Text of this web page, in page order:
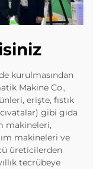
kurulmasından
Makine Co.,
erişte, fıstık
gibi gıda
makineleri,
makineleri ve
üreticilerden
tecrübeye